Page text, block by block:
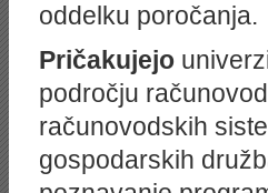
oddelku poročanja.
Pričakujejo
področju
računovodskih
gospodarskih